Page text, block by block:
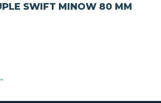
SWIFT MINOW 80 MM